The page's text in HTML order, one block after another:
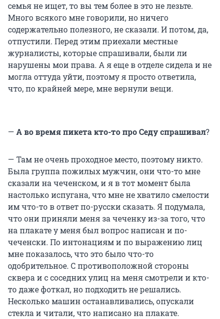
семья не ищет, то вы тем более в это не лезьте.
Много всякого мне говорили, но ничего
содержательно полезного, не сказали. И потом, да,
отпустили. Перед этим приехали местные
журналисты, которые спрашивали, были ли
нарушены мои права. А я еще в отделе сидела и не
могла оттуда уйти, поэтому я просто ответила,
что, по крайней мере, мне вернули вещи.
— А во время пикета кто-то про Седу спрашивал?
— Там не очень проходное место, поэтому никто.
Была группа пожилых мужчин, они что-то мне
сказали на чеченском, и я в тот момент была
настолько испугана, что мне не хватило смелости
им что-то в ответ по-русски сказать. Я подумала,
что они приняли меня за чеченку из-за того, что
на плакате у меня был вопрос написан и по-
чеченски. По интонациям и по выражению лиц
мне показалось, что это было что-то
одобрительное. С противоположной стороны
сквера и с соседних улиц на меня смотрели и кто-
то даже фоткал, но подходить не решались.
Несколько машин останавливались, опускали
стекла и читали, что написано на плакате.